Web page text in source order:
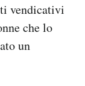
vendicativi
che lo
un